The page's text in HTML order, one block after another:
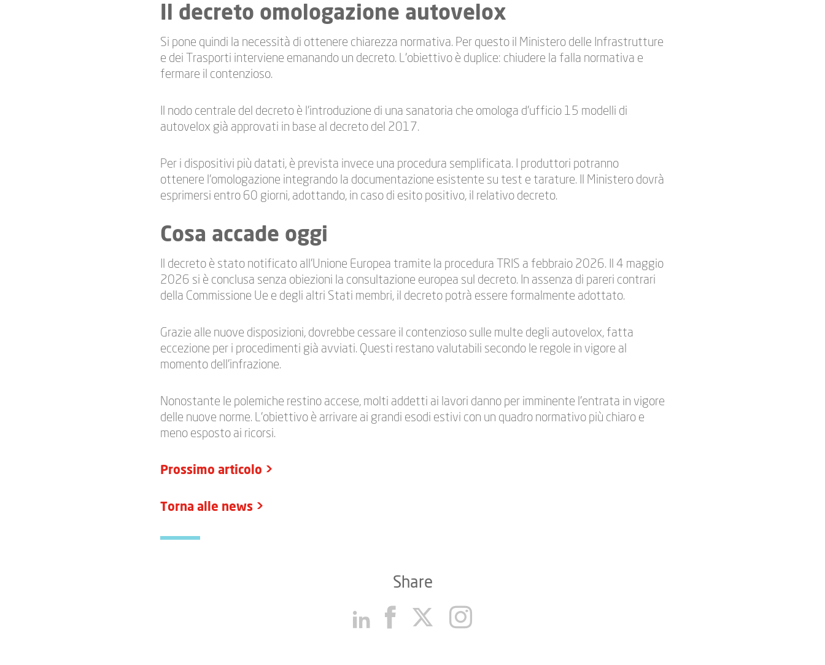
Il decreto omologazione autovelox
Si pone quindi la necessità di ottenere chiarezza normativa. Per questo il Ministero delle Infrastrutture
e dei Trasporti interviene emanando un decreto. L’obiettivo è duplice: chiudere la falla normativa e
fermare il contenzioso.
Il nodo centrale del decreto è l’introduzione di una sanatoria che omologa d’ufficio 15 modelli di
autovelox già approvati in base al decreto del 2017.
Per i dispositivi più datati, è prevista invece una procedura semplificata. I produttori potranno
ottenere l’omologazione integrando la documentazione esistente su test e tarature. Il Ministero dovrà
esprimersi entro 60 giorni, adottando, in caso di esito positivo, il relativo decreto.
Cosa accade oggi
Il decreto è stato notificato all’Unione Europea tramite la procedura TRIS a febbraio 2026. Il 4 maggio
2026 si è conclusa senza obiezioni la consultazione europea sul decreto. In assenza di pareri contrari
della Commissione Ue e degli altri Stati membri, il decreto potrà essere formalmente adottato.
Grazie alle nuove disposizioni, dovrebbe cessare il contenzioso sulle multe degli autovelox, fatta
eccezione per i procedimenti già avviati. Questi restano valutabili secondo le regole in vigore al
momento dell’infrazione.
Nonostante le polemiche restino accese, molti addetti ai lavori danno per imminente l’entrata in vigore
delle nuove norme. L’obiettivo è arrivare ai grandi esodi estivi con un quadro normativo più chiaro e
meno esposto ai ricorsi.
Prossimo articolo >
Torna alle news >
Share